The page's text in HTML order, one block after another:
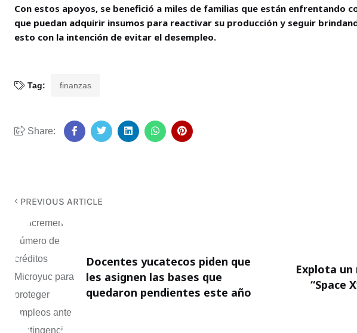
Con estos apoyos, se benefició a miles de familias que están enfrentando
que puedan adquirir insumos para reactivar su producción y seguir
esto con la intención de evitar el desempleo.
Tag: finanzas
Share:
PREVIOUS ARTICLE
Docentes yucatecos piden que
les asignen las bases que
quedaron pendientes este año
Explota
“Space